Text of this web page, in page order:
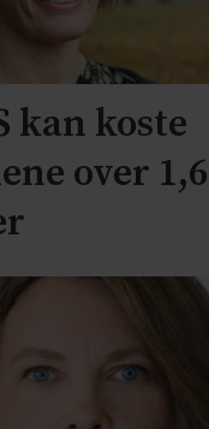
kan koste
over 1,6